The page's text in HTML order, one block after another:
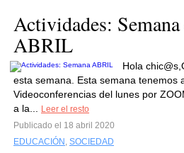
Actividades:
ABRIL
Hola
esta semana. Esta semana tenemos
Videoconferencias del lunes por
a la...
Leer el resto
Publicado el 18 abril 2020
EDUCACIÓN , SOCIEDAD